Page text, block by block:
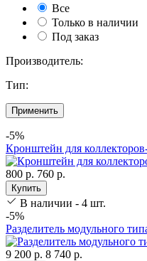
Все
Только в наличии
Под заказ
Производитель:
Тип:
Применить
-5%
Кронштейн для
800 р. 760 р.
Купить
В наличии - 4 шт.
-5%
Разделитель модульного
9 200 р. 8 740 р.